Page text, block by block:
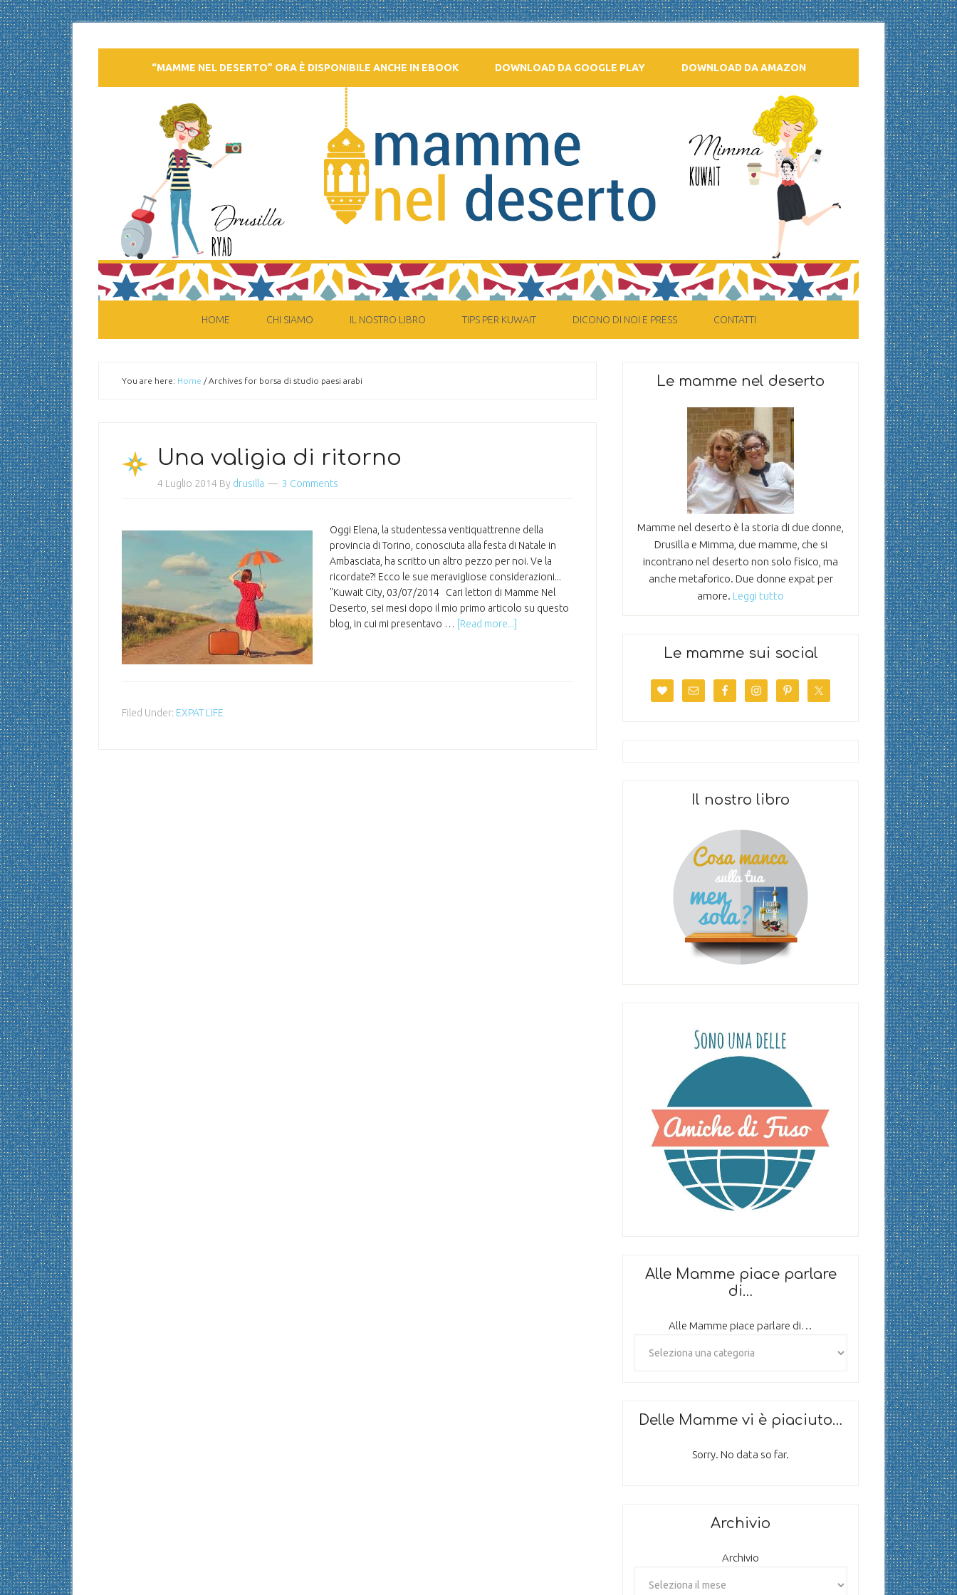
“MAMME NEL DESERTO” ORA È DISPONIBILE ANCHE IN EBOOK DOWNLOAD DA GOOGLE PLAY DOWNLOAD DA AMAZON
HOME CHI SIAMO IL NOSTRO LIBRO TIPS PER KUWAIT DICONO DI NOI E PRESS CONTATTI
You are here: Home /Archives for borsa di studio paesi arabi
Una valigia di ritorno
4 Luglio 2014 By drusilla 3 Comments
Oggi Elena, la studentessa ventiquattrenne della
provincia di Torino, conosciuta alla festa di Natale in
Ambasciata, ha scritto un altro pezzo per noi. Ve la
ricordate?! Ecco le sue meravigliose considerazioni...
"Kuwait City, 03/07/2014 Cari lettori di Mamme Nel
Deserto, sei mesi dopo il mio primo articolo su questo
blog, in cui mi presentavo …
[Read more...]
Filed Under: EXPAT LIFE
Le mamme nel deserto
Mamme nel deserto è la storia di due donne,
Drusilla e Mimma, due mamme, che si
incontrano nel deserto non solo fisico, ma
anche metaforico. Due donne expat per
amore. Leggi tutto
Le mamme sui social
Il nostro libro
Alle Mamme piace parlare
di…
Alle Mamme piace parlare di…
Delle Mamme vi è piaciuto…
Sorry. No data so far.
Archivio
Archivio